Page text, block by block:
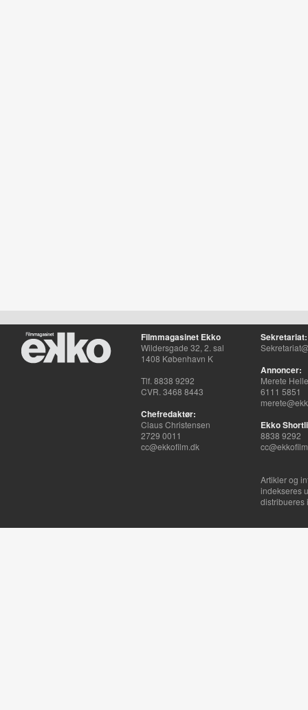
Filmmagasinet Ekko
Wildersgade 32, 2. sal
1408 København K
Tlf. 8838 9292
CVR. 3468 8443
Chefredaktør:
Claus Christensen
2729 0011
cc@ekkofilm.dk
Sekretariat:
Annoncer:
Merete
6111 5851
Ekko
8838 9292
Artikler og
indekseres
distribueres